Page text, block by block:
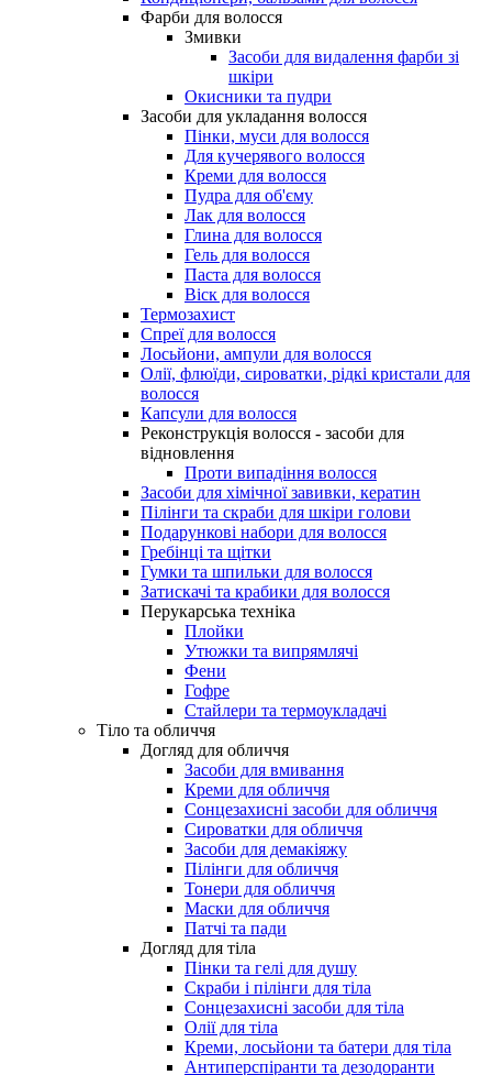
Фарби для волосся
Змивки
Засоби для видалення фарби зі
шкіри
Окисники та пудри
Засоби для укладання волосся
Пінки, муси для волосся
Для кучерявого волосся
Креми для волосся
Пудра для об'єму
Лак для волосся
Глина для волосся
Гель для волосся
Паста для волосся
Віск для волосся
Термозахист
Спреї для волосся
Лосьйони, ампули для волосся
Олії, флюїди, сироватки, рідкі кристали для
волосся
Капсули для волосся
Реконструкція волосся - засоби для
відновлення
Проти випадіння волосся
Засоби для хімічної завивки, кератин
Пілінги та скраби для шкіри голови
Подарункові набори для волосся
Гребінці та щітки
Гумки та шпильки для волосся
Затискачі та крабики для волосся
Перукарська техніка
Плойки
Утюжки та випрямлячі
Фени
Гофре
Стайлери та термоукладачі
Тіло та обличчя
Догляд для обличчя
Засоби для вмивання
Креми для обличчя
Сонцезахисні засоби для обличчя
Сироватки для обличчя
Засоби для демакіяжу
Пілінги для обличчя
Тонери для обличчя
Маски для обличчя
Патчі та пади
Догляд для тіла
Пінки та гелі для душу
Скраби і пілінги для тіла
Сонцезахисні засоби для тіла
Олії для тіла
Креми, лосьйони та батери для тіла
Антиперспіранти та дезодоранти